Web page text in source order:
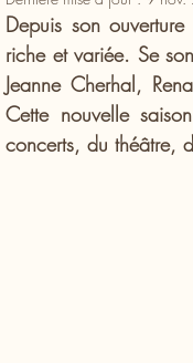
Depuis son
riche et variée. Se
Jeanne Cherhal,
Cette nouvelle
concerts, du théâtre,